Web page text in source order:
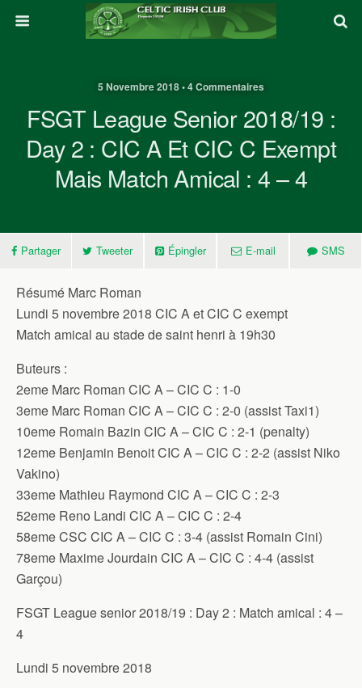
5 Novembre 2018 • 4 Commentaires
FSGT League Senior 2018/19 :
Day 2 : CIC A Et CIC C Exempt
Mais Match Amical : 4 – 4
Partager Tweeter Épingler E-mail SMS
Résumé Marc Roman
Lundi 5 novembre 2018 CIC A et CIC C exempt
Match amical au stade de saint henri à 19h30
Buteurs :
2eme Marc Roman CIC A – CIC C : 1-0
3eme Marc Roman CIC A – CIC C : 2-0 (assist Taxi1)
10eme Romain Bazin CIC A – CIC C : 2-1 (penalty)
12eme Benjamin Benoit CIC A – CIC C : 2-2 (assist Niko
Vakino)
33eme Mathieu Raymond CIC A – CIC C : 2-3
52eme Reno Landi CIC A – CIC C : 2-4
58eme CSC CIC A – CIC C : 3-4 (assist Romain Cini)
78eme Maxime Jourdain CIC A – CIC C : 4-4 (assist
Garçou)
FSGT League senior 2018/19 : Day 2 : Match amical : 4 –
4
Lundi 5 novembre 2018